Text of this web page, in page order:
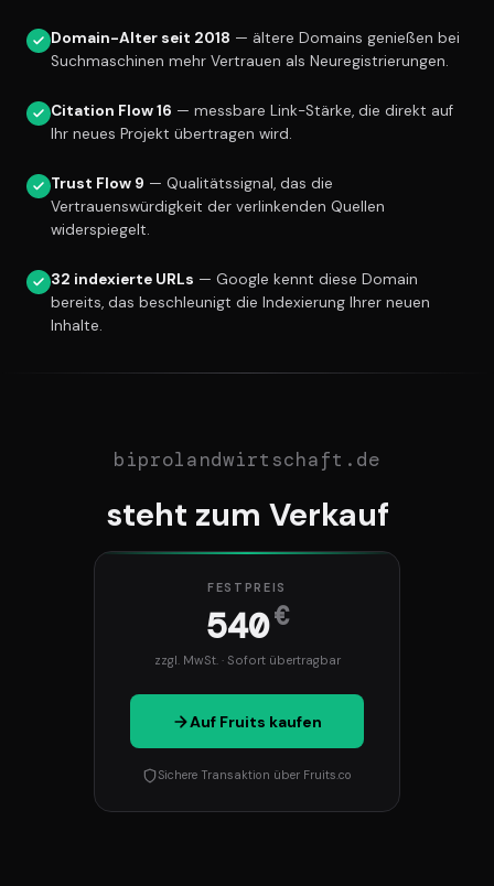
Domain-Alter seit 2018 — ältere Domains genießen bei
Suchmaschinen mehr Vertrauen als Neuregistrierungen.
Citation Flow 16 — messbare Link-Stärke, die direkt auf
Ihr neues Projekt übertragen wird.
Trust Flow 9 — Qualitätssignal, das die
Vertrauenswürdigkeit der verlinkenden Quellen
widerspiegelt.
32 indexierte URLs — Google kennt diese Domain
bereits, das beschleunigt die Indexierung Ihrer neuen
Inhalte.
biprolandwirtschaft.de
steht zum Verkauf
FESTPREIS
540€
zzgl. MwSt. · Sofort übertragbar
Auf Fruits kaufen
Sichere Transaktion über Fruits.co